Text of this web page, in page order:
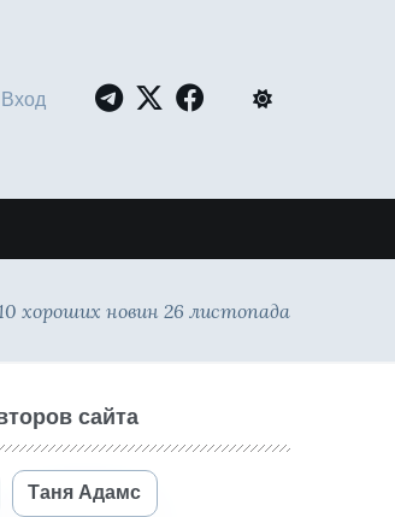
Вход
хороших новин 26 листопада
сайта
Таня Адамс